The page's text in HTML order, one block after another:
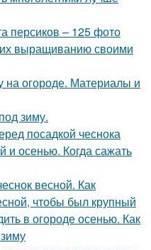
персиков – 125 фото
выращиванию своими
на огороде. Материалы и
зиму.
посадкой чеснока
и осенью. Когда сажать
весной. Как
чтобы был крупный
в огороде осенью. Как